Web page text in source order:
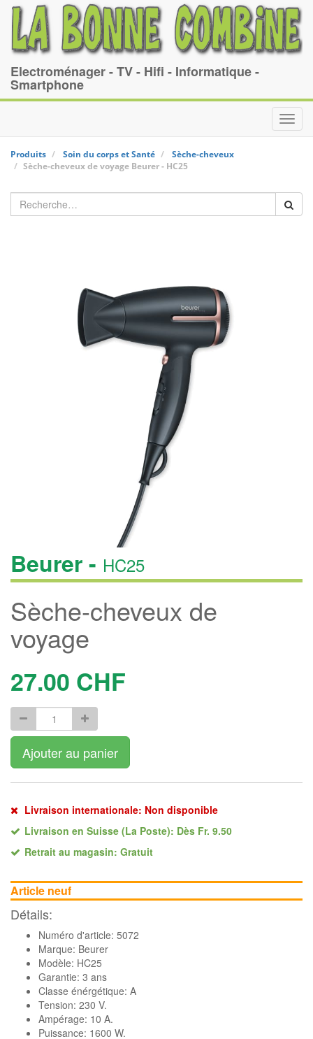
Electroménager - TV - Hifi - Informatique -
Smartphone
Produits Soin du corps et Santé
Sèche-cheveux
Sèche-cheveux de voyage Beurer- HC25
Beurer - HC25
Sèche-cheveux de
voyage
27.00 CHF
Ajouter au panier
Livraison internationale: Non disponible
Livraison en Suisse (La Poste): Dès Fr. 9.50
Retrait au magasin: Gratuit
Article neuf
Détails:
Numéro d'article: 5072
Marque: Beurer
Modèle: HC25
Garantie: 3 ans
Classe énérgétique: A
Tension: 230 V.
Ampérage: 10 A.
Puissance: 1600 W.